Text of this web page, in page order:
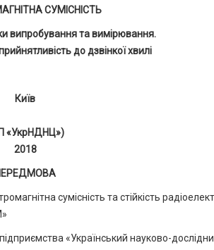
СУМІСНІСТЬ
випробування та вимірювання.
до дзвінкої хвилі
Київ
«УкрНДНЦ»)
2018
сумісність та стійкість
«Український науково-